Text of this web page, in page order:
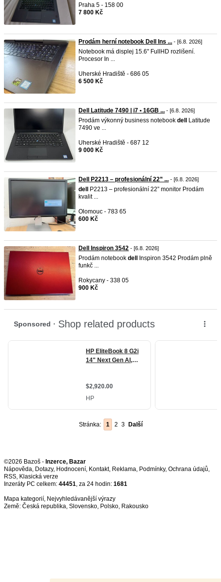
Praha 5 - 158 00
7 800 Kč
Prodám herní notebook Dell Ins ... - [6.8. 2026]
Notebook má displej 15.6" FullHD rozlišení.
Procesor In ...
Uherské Hradiště - 686 05
6 500 Kč
Dell Latitude 7490 | i7 • 16GB ... - [6.8. 2026]
Prodám výkonný business notebook dell
Latitude
7490 ve ...
Uherské Hradiště - 687 12
9 000 Kč
Dell P2213 – profesionální 22” ... - [6.8. 2026]
dell
P2213 – profesionální 22” monitor Prodám
kvalit ...
Olomouc - 783 65
600 Kč
Dell Inspiron 3542 - [6.8. 2026]
Prodám notebook dell
Inspiron 3542 Prodám plně
funkč ...
Rokycany - 338 05
900 Kč
Stránka: 1 2 3 Další
©2026 Bazoš - Inzerce, Bazar
Nápověda, Dotazy, Hodnocení, Kontakt, Reklama, Podmínky, Ochrana údajů,
RSS,
Inzeráty PC celkem: 44451, za 24 hodin: 1681
Mapa kategorií, Nejvyhledávanější výrazy
Země: Česká republika, Slovensko, Polsko, Rakousko